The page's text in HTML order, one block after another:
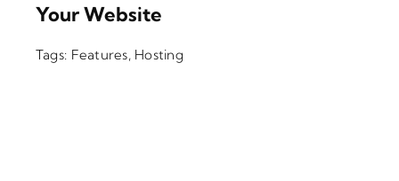
Your Website
Tags: Features, Hosting